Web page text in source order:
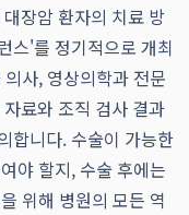
장암 환자의 치료 방
스'를 정기적으로 개최
사, 영상의학과 전문
료와 조직 검사 결과
합니다. 수술이 가능한
야 할지, 수술 후에는
위해 병원의 모든 역